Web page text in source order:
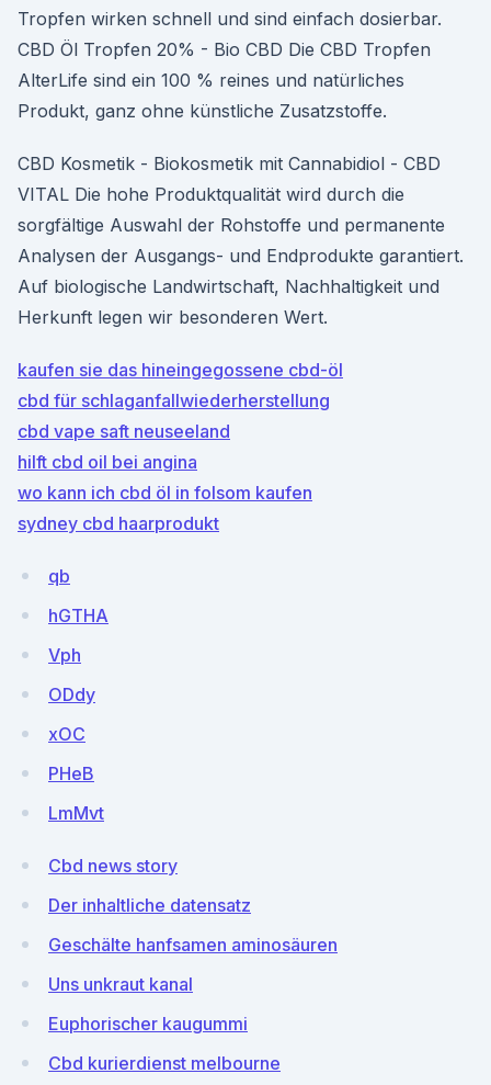
Tropfen wirken schnell und sind einfach dosierbar.
CBD Öl Tropfen 20% - Bio CBD Die CBD Tropfen
AlterLife sind ein 100 % reines und natürliches
Produkt, ganz ohne künstliche Zusatzstoffe.
CBD Kosmetik - Biokosmetik mit Cannabidiol - CBD
VITAL Die hohe Produktqualität wird durch die
sorgfältige Auswahl der Rohstoffe und permanente
Analysen der Ausgangs- und Endprodukte garantiert.
Auf biologische Landwirtschaft, Nachhaltigkeit und
Herkunft legen wir besonderen Wert.
kaufen sie das hineingegossene cbd-öl
cbd für schlaganfallwiederherstellung
cbd vape saft neuseeland
hilft cbd oil bei angina
wo kann ich cbd öl in folsom kaufen
sydney cbd haarprodukt
qb
hGTHA
Vph
ODdy
xOC
PHeB
LmMvt
Cbd news story
Der inhaltliche datensatz
Geschälte hanfsamen aminosäuren
Uns unkraut kanal
Euphorischer kaugummi
Cbd kurierdienst melbourne